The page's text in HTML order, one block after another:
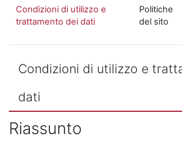
Condizioni di utilizzo e
trattamento dei dati
Politiche
del sito
Condizioni di utilizzo e
dati
Riassunto